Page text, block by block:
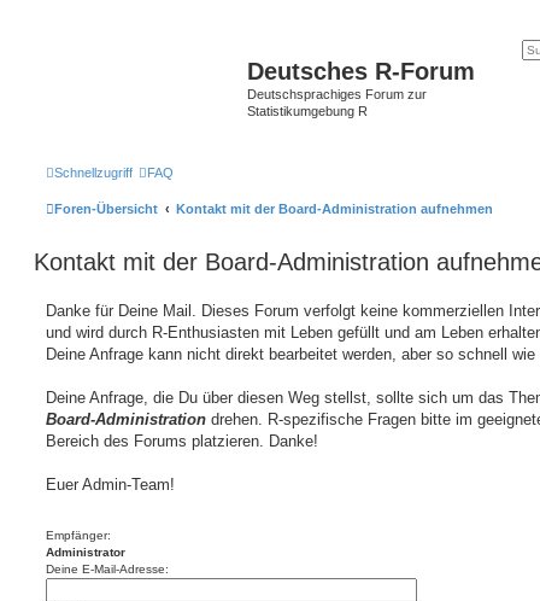
Deutsches R-Forum
Deutschsprachiges Forum zur
Statistikumgebung R
Schnellzugriff FAQ
Foren-Übersicht Kontakt mit der Board-Administration aufnehmen
Kontakt mit der Board-Administration
Danke für Deine Mail. Dieses Forum verfolgt keine kommerziellen
und wird durch R-Enthusiasten mit Leben gefüllt und am Leben
Deine Anfrage kann nicht direkt bearbeitet werden, aber so schnell
Deine Anfrage, die Du über diesen Weg stellst, sollte sich um das
Board-Administration drehen. R-spezifische Fragen bitte im
Bereich des Forums platzieren. Danke!
Euer Admin-Team!
Empfänger:
Administrator
Deine E-Mail-Adresse: